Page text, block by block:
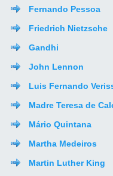
Fernando Pessoa
Friedrich Nietzsche
Gandhi
John Lennon
Luis Fernando
Madre Teresa de
Mário Quintana
Martha Medeiros
Martin Luther King